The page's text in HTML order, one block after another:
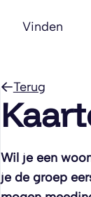
Vinden
Terug
Wil je een
je de groep